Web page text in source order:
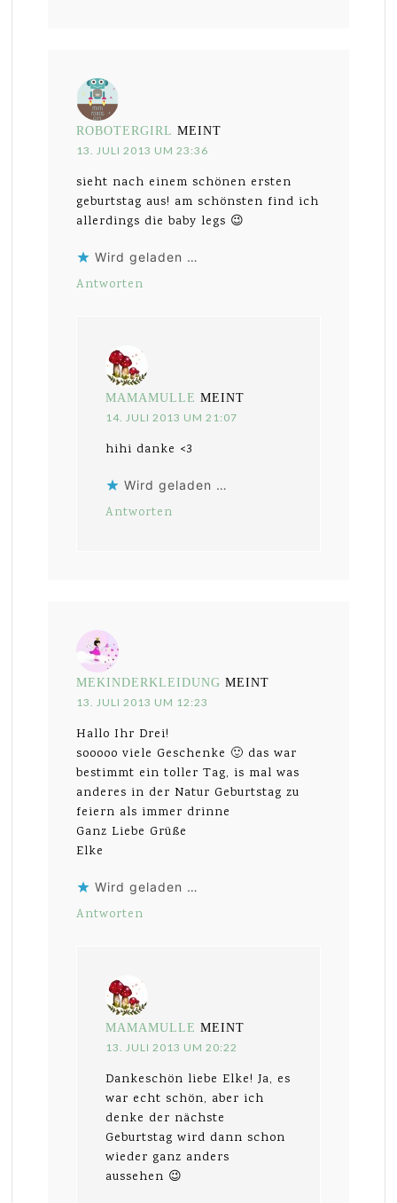
ROBOTERGIRL MEINT
13. JULI 2013 UM 23:36
sieht nach einem schönen ersten
geburtstag aus! am schönsten find ich
allerdings die baby legs 😉
Wird geladen …
Antworten
MAMAMULLE MEINT
14. JULI 2013 UM 21:07
hihi danke <3
Wird geladen …
Antworten
MEKINDERKLEIDUNG MEINT
13. JULI 2013 UM 12:23
Hallo Ihr Drei!
sooooo viele Geschenke 🙂 das war
bestimmt ein toller Tag, is mal was
anderes in der Natur Geburtstag zu
feiern als immer drinne
Ganz Liebe Grüße
Elke
Wird geladen …
Antworten
MAMAMULLE MEINT
13. JULI 2013 UM 20:22
Dankeschön liebe Elke! Ja, es
war echt schön, aber ich
denke der nächste
Geburtstag wird dann schon
wieder ganz anders
aussehen 😉